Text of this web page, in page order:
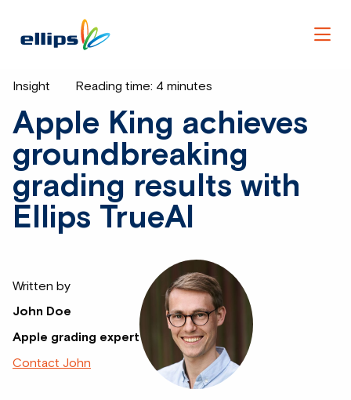
Insight Reading time: 4 minutes
Apple King achieves
groundbreaking
grading results with
Ellips TrueAI
Written by
John Doe
Apple grading expert
Contact John